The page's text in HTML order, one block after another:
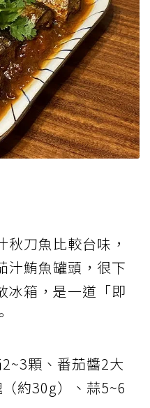
刀魚比較台味，
汁鮪魚罐頭，很下
冰箱，是一道「即
顆、番茄醬2大
約30g）、蒜5~6